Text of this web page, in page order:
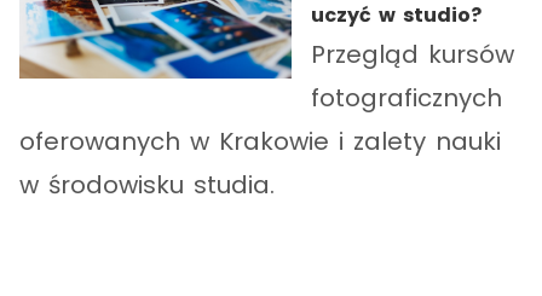
uczyć w studio?
Przegląd kursów
fotograficznych
oferowanych w Krakowie i zalety nauki
w środowisku studia.